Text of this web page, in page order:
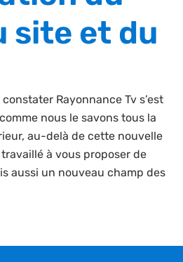
site et du
Rayonnance Tv s’est
nous le savons tous la
au-delà de cette nouvelle
à vous proposer de
aussi un nouveau champ des